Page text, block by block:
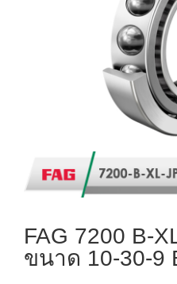
FAG 7200 B-
ขนาด 10-30-9